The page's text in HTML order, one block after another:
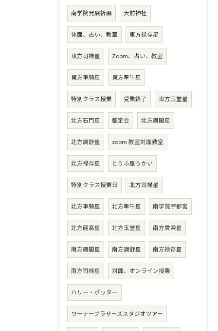
南学院発展祈願 大前神社
体面、占い、教室 東方禄存星
東方司禄星 Zoom、占い、教室
東方車騎星 東方牽牛星
特別クラス授業 受業終了 東方玉堂星
北方石門星 鑑定会 北方鳳閣星
北方調舒星 zoom 教室対面教室
北方禄存星 とうふ屋うかい
特別クラス授業日 北方司禄星
北方車騎星 北方牽牛星 南学院宇都宮
北方龍高星 北方玉堂星 南方貫索星
南方鳳閣星 南方調舒星 南方禄存星
南方司禄星 対面、オンライン授業
ハリー・ポッター
ワーナーブラザーズスタジオツアー